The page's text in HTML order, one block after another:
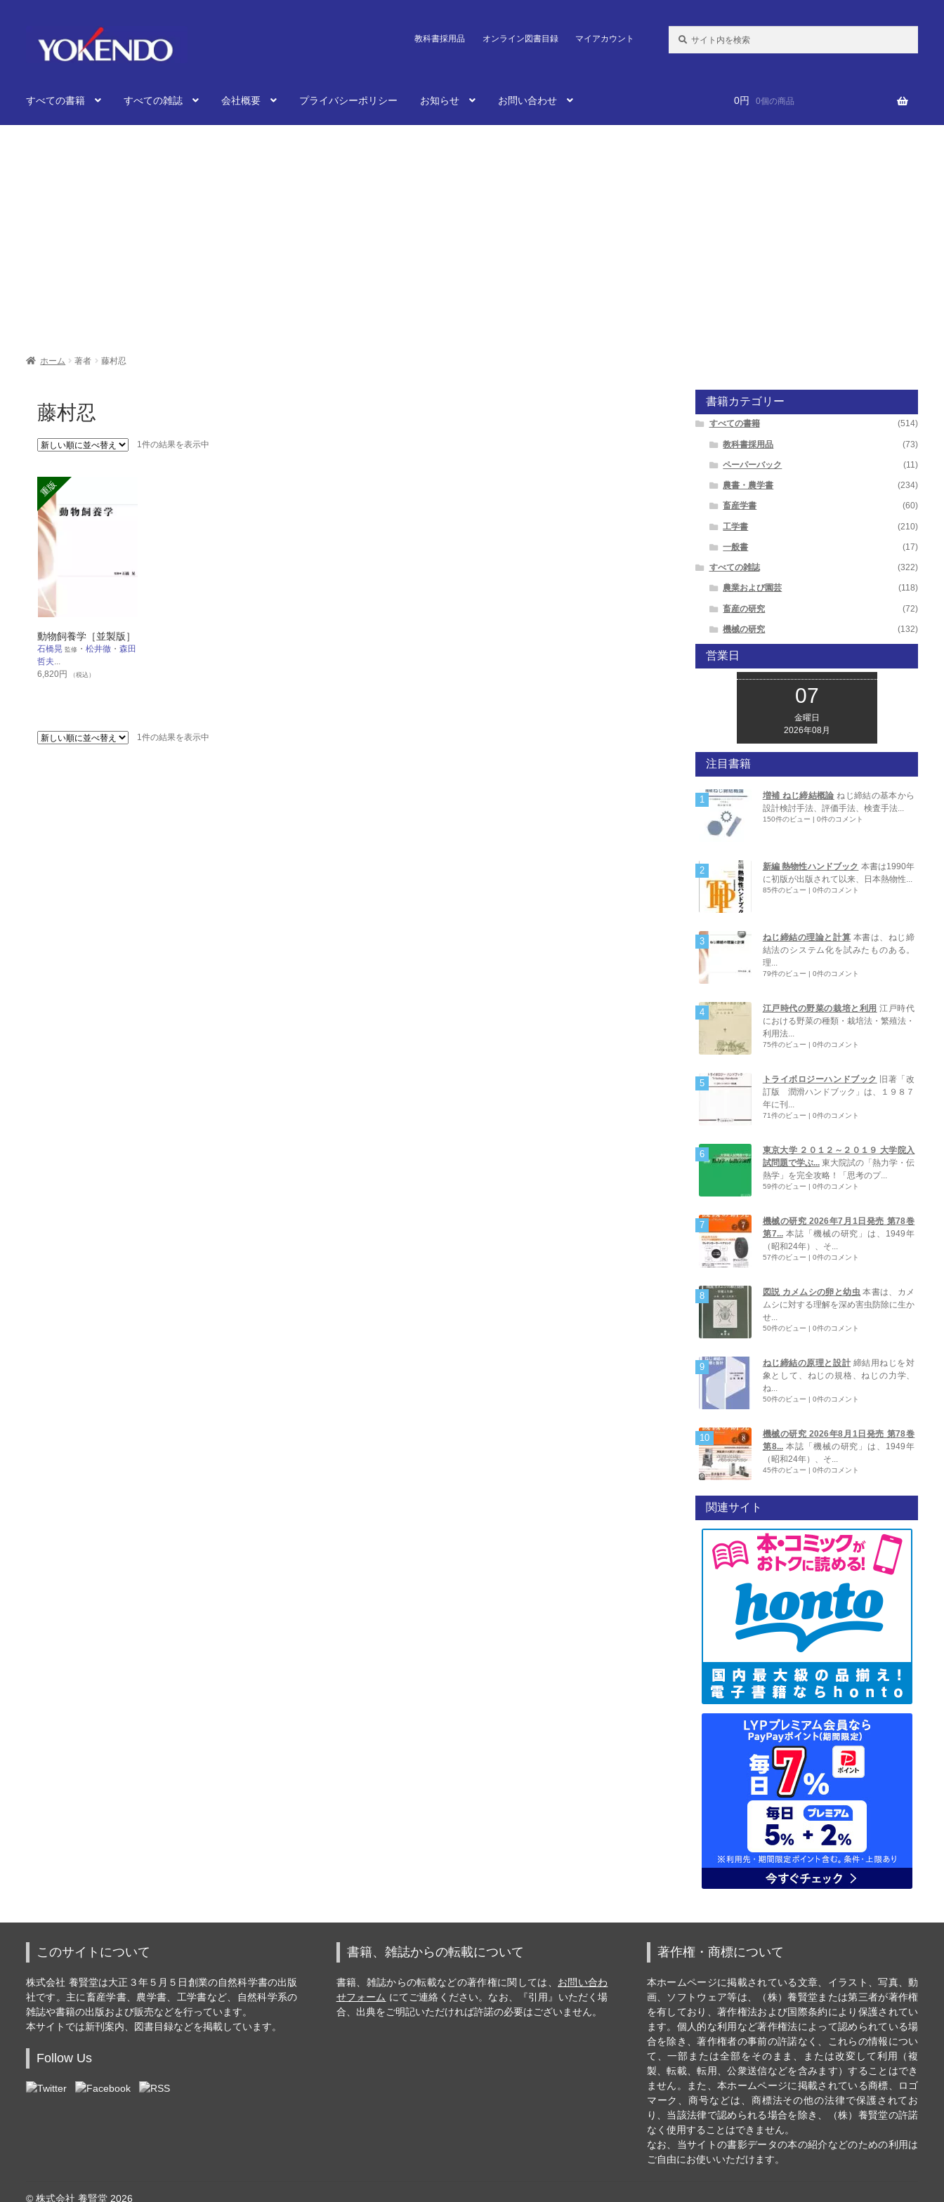
ョ
へ
教科書採用品 オンライン図書目録 マイアカウント
すべての書籍 すべての雑誌 会社概要 プライバシーポリシー お知らせ お問い合わせ 0円 0個の商品
ホーム 著者 藤村忍
藤村忍
1件の結果を表示中
動物飼養学［並製版］
石橋晃 監修・ 松井徹・ 森田
哲夫...
6,820円 （税込）
1件の結果を表示中
書籍カテゴリー
すべての書籍 (514)
教科書採用品 (73)
ペーパーバック (11)
農書・農学書 (234)
畜産学書 (60)
工学書 (210)
一般書 (17)
すべての雑誌 (322)
農業および園芸 (118)
畜産の研究 (72)
機械の研究 (132)
営業日
07
金曜日
2026年08月
注目書籍
増補 ねじ締結概論 ねじ締結の基本から
設計検討手法、評価手法、検査手法...
150件のビュー | 0件のコメント
新編 熱物性ハンドブック 本書は1990年
に初版が出版されて以来、日本熱物性...
85件のビュー | 0件のコメント
ねじ締結の理論と計算 本書は、ねじ締
結法のシステム化を試みたものある。
理...
79件のビュー | 0件のコメント
江戸時代の野菜の栽培と利用 江戸時代
における野菜の種類・栽培法・繁殖法・
利用法...
75件のビュー | 0件のコメント
トライボロジーハンドブック
旧著「改
訂版 潤滑ハンドブック」は、１９８７
年に刊...
71件のビュー | 0件のコメント
東京大学 ２０１２～２０１９ 大学院入
試問題で学ぶ... 東大院試の「熱力学・伝
熱学」を完全攻略！「思考のプ...
59件のビュー | 0件のコメント
機械の研究 2026年7月1日発売 第78巻
第7... 本誌「機械の研究」は、1949年
（昭和24年）、そ...
57件のビュー | 0件のコメント
図説 カメムシの卵と幼虫 本書は、カメ
ムシに対する理解を深め害虫防除に生か
せ...
50件のビュー | 0件のコメント
ねじ締結の原理と設計 締結用ねじを対
象として、ねじの規格、ねじの力学、
ね...
50件のビュー | 0件のコメント
機械の研究 2026年8月1日発売 第78巻
第8... 本誌「機械の研究」は、1949年
（昭和24年）、そ...
45件のビュー | 0件のコメント
関連サイト
このサイトについて
株式会社 養賢堂は大正３年５月５日創業の自然科学書の出版
社です。主に畜産学書、農学書、工学書など、自然科学系の
雑誌や書籍の出版および販売などを行っています。
本サイトでは新刊案内、図書目録などを掲載しています。
Follow Us
書籍、雑誌からの転載について
書籍、雑誌からの転載などの著作権に関しては、 お問い合わ
せフォーム にてご連絡ください。なお、『引用』いただく場
合、出典をご明記いただければ許諾の必要はございません。
著作権・商標について
本ホームページに掲載されている文章、イラスト、写真、動
画、ソフトウェア等は、（株）養賢堂または第三者が著作権
を有しており、著作権法および国際条約により保護されてい
ます。個人的な利用など著作権法によって認められている場
合を除き、著作権者の事前の許諾なく、これらの情報につい
て、一部または全部をそのまま、または改変して利用（複
製、転載、転用、公衆送信などを含みます）することはでき
ません。また、本ホームページに掲載されている商標、ロゴ
マーク、商号などは、商標法その他の法律で保護されてお
り、当該法律で認められる場合を除き、（株）養賢堂の許諾
なく使用することはできません。
なお、当サイトの書影データの本の紹介などのための利用は
ご自由にお使いいただけます。
© 株式会社 養賢堂 2026